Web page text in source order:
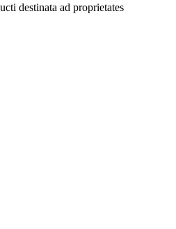
destinata ad proprietates